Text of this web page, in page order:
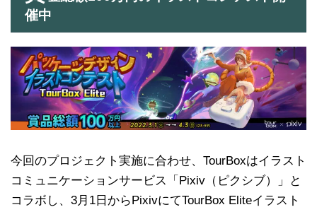
催中
今回のプロジェクト実施に合わせ、TourBoxはイラスト
コミュニケーションサービス「Pixiv（ピクシブ）」と
コラボし、3月1日からPixivにてTourBox Eliteイラスト